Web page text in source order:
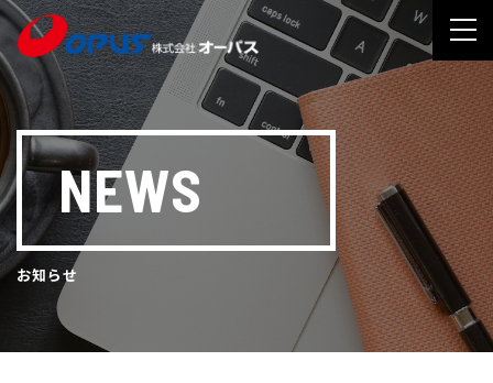
NEWS
お知らせ